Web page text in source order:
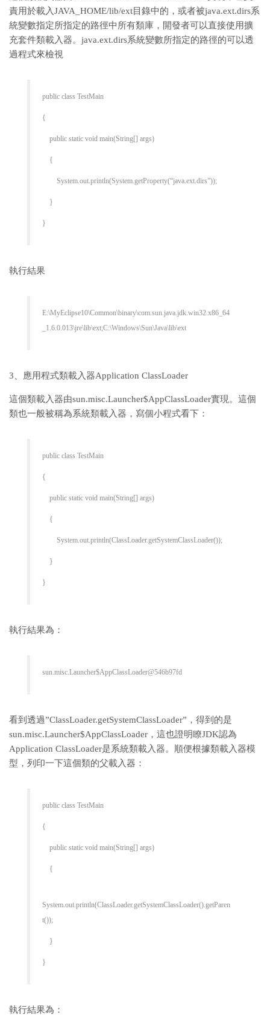
責用於載入JAVA_HOME/lib/ext目錄中的，或者被java.ext.dirs系
統變數指定所指定的路徑中所有類庫，開發者可以直接使用擴
充套件類載入器。java.ext.dirs系統變數所指定的路徑的可以透
過程式來檢視
public class TestMain
{
public static void main(String[] args)
{
System.out.println(System.getProperty(“java.ext.dirs”));
}
}
執行結果
E:\MyEclipse10\Common\binary\com.sun.java.jdk.win32.x86_64
_1.6.0.013\jre\lib\ext;C:\Windows\Sun\Java\lib\ext
3、應用程式類載入器Application ClassLoader
這個類載入器由sun.misc.Launcher$AppClassLoader實現。這個
類也一般被稱為系統類載入器，寫個小程式看下：
public class TestMain
{
public static void main(String[] args)
{
System.out.println(ClassLoader.getSystemClassLoader());
}
}
執行結果為：
sun.misc.Launcher$AppClassLoader@546b97fd
看到透過”ClassLoader.getSystemClassLoader”，得到的是
sun.misc.Launcher$AppClassLoader，這也證明瞭JDK認為
Application ClassLoader是系統類載入器。順便根據類載入器模
型，列印一下這個類的父載入器：
public class TestMain
{
public static void main(String[] args)
{
System.out.println(ClassLoader.getSystemClassLoader().getParen
t());
}
}
執行結果為：